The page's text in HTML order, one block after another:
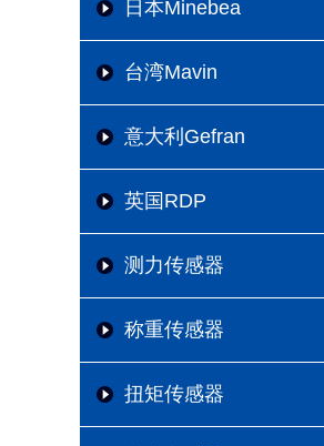
日本Minebea
台湾Mavin
意大利Gefran
英国RDP
测力传感器
称重传感器
扭矩传感器